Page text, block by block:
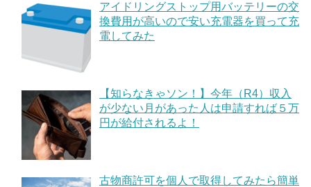
アイドリングストップ用バッテリーの交
換費用が高いので安い充電器を買って充
電してみた
【知らなきゃソン！】今年（R4）収入
が少ない月があった人は申請すれば５万
円が給付されるよ！
古物商許可を個人で取得してみたら簡単